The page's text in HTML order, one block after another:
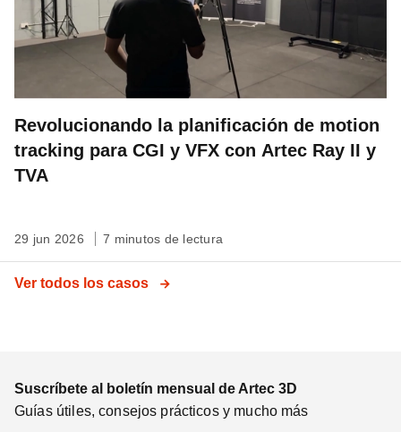
Revolucionando la planificación de motion
tracking para CGI y VFX con Artec Ray II y
TVA
29 jun 2026 7 minutos de lectura
Ver todos los casos
Suscríbete al boletín mensual de Artec 3D
Guías útiles, consejos prácticos y mucho más